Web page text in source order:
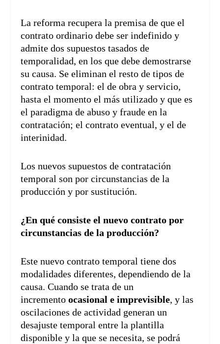
La reforma recupera la premisa de que el
contrato ordinario debe ser indefinido y
admite dos supuestos tasados de
temporalidad, en los que debe demostrarse
su causa. Se eliminan el resto de tipos de
contrato temporal: el de obra y servicio,
hasta el momento el más utilizado y que es
el paradigma de abuso y fraude en la
contratación; el contrato eventual, y el de
interinidad.
Los nuevos supuestos de contratación
temporal son por circunstancias de la
producción y por sustitución.
¿En qué consiste el nuevo contrato por
circunstancias de la producción?
Este nuevo contrato temporal tiene dos
modalidades diferentes, dependiendo de la
causa. Cuando se trata de un
incrementoocasional e imprevisible, y las
oscilaciones de actividad generan un
desajuste temporal entre la plantilla
disponible y la que se necesita, se podrá